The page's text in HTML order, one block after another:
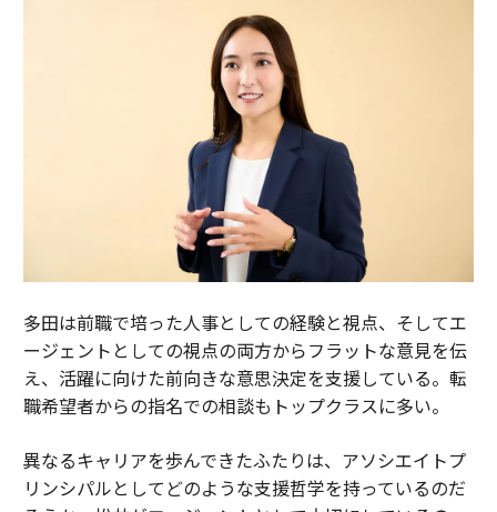
多田は前職で培った人事としての経験と視点、そしてエ
ージェントとしての視点の両方からフラットな意見を伝
え、活躍に向けた前向きな意思決定を支援している。転
職希望者からの指名での相談もトップクラスに多い。
異なるキャリアを歩んできたふたりは、アソシエイトプ
リンシパルとしてどのような支援哲学を持っているのだ